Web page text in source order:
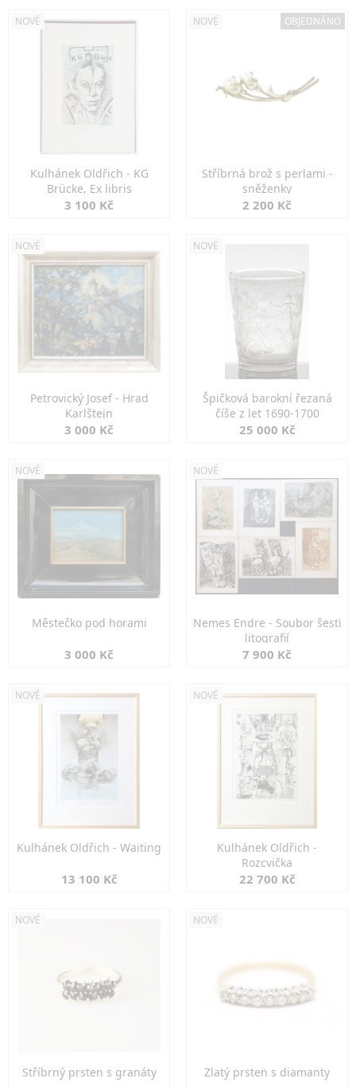
NOVÉ
Kulhánek Oldřich - KG
Brücke, Ex libris
3 100 Kč
NOVÉ OBJEDNÁNO
Stříbrná brož s perlami -
sněženky
2 200 Kč
NOVÉ
Petrovický Josef - Hrad
Karlštejn
3 000 Kč
NOVÉ
Špičková barokní řezaná
číše z let 1690-1700
25 000 Kč
NOVÉ
Městečko pod horami
3 000 Kč
NOVÉ
Nemes Endre - Soubor šesti
litografií
7 900 Kč
NOVÉ
Kulhánek Oldřich - Waiting
13 100 Kč
NOVÉ
Kulhánek Oldřich -
Rozcvička
22 700 Kč
NOVÉ
Stříbrný prsten s granáty
NOVÉ
Zlatý prsten s diamanty